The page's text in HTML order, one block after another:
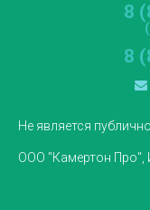
8
8
Не является
ООО "Камертон Про",